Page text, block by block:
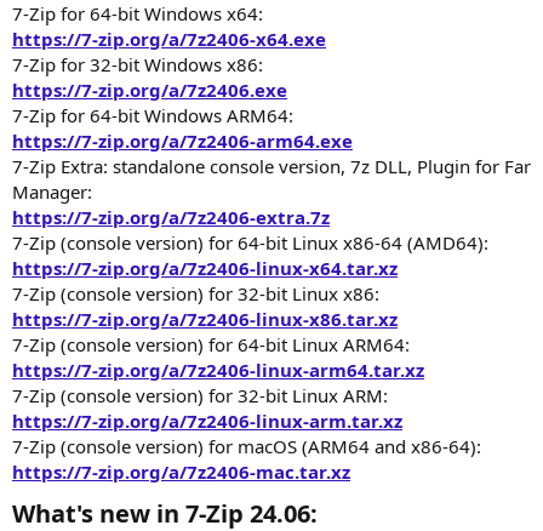
7-Zip for 64-bit Windows x64:
https://7-zip.org/a/7z2406-x64.exe
7-Zip for 32-bit Windows x86:
https://7-zip.org/a/7z2406.exe
7-Zip for 64-bit Windows ARM64:
https://7-zip.org/a/7z2406-arm64.exe
7-Zip Extra: standalone console version, 7z DLL, Plugin for Far
Manager:
https://7-zip.org/a/7z2406-extra.7z
7-Zip (console version) for 64-bit Linux x86-64 (AMD64):
https://7-zip.org/a/7z2406-linux-x64.tar.xz
7-Zip (console version) for 32-bit Linux x86:
https://7-zip.org/a/7z2406-linux-x86.tar.xz
7-Zip (console version) for 64-bit Linux ARM64:
https://7-zip.org/a/7z2406-linux-arm64.tar.xz
7-Zip (console version) for 32-bit Linux ARM:
https://7-zip.org/a/7z2406-linux-arm.tar.xz
7-Zip (console version) for macOS (ARM64 and x86-64):
https://7-zip.org/a/7z2406-mac.tar.xz
What's new in 7-Zip 24.06:​